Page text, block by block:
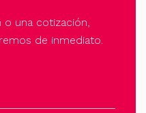
o una cotización,
de inmediato.